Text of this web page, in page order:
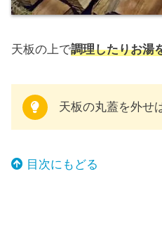
天板の上で調理したりお湯
天板の丸蓋を外せ
目次にもどる